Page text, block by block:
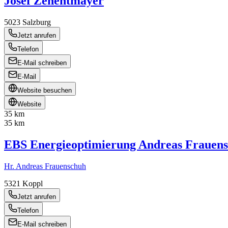
5023 Salzburg
Jetzt anrufen
Telefon
E-Mail schreiben
E-Mail
Website besuchen
Website
35 km
35 km
EBS Energieoptimierung Andreas
Hr. Andreas Frauenschuh
5321 Koppl
Jetzt anrufen
Telefon
E-Mail schreiben